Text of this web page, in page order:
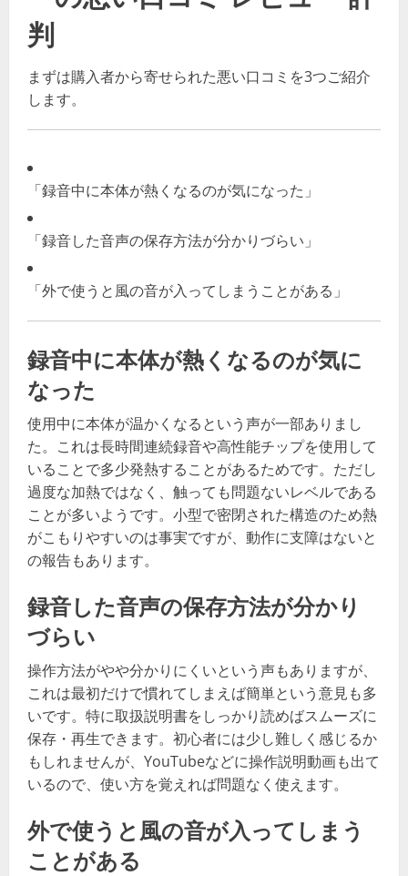
判
まずは購入者から寄せられた悪い口コミを3つご紹介
します。
「録音中に本体が熱くなるのが気になった」
「録音した音声の保存方法が分かりづらい」
「外で使うと風の音が入ってしまうことがある」
録音中に本体が熱くなるのが気に
なった
使用中に本体が温かくなるという声が一部ありまし
た。これは長時間連続録音や高性能チップを使用して
いることで多少発熱することがあるためです。ただし
過度な加熱ではなく、触っても問題ないレベルである
ことが多いようです。小型で密閉された構造のため熱
がこもりやすいのは事実ですが、動作に支障はないと
の報告もあります。
録音した音声の保存方法が分かり
づらい
操作方法がやや分かりにくいという声もありますが、
これは最初だけで慣れてしまえば簡単という意見も多
いです。特に取扱説明書をしっかり読めばスムーズに
保存・再生できます。初心者には少し難しく感じるか
もしれませんが、YouTubeなどに操作説明動画も出て
いるので、使い方を覚えれば問題なく使えます。
外で使うと風の音が入ってしまう
ことがある